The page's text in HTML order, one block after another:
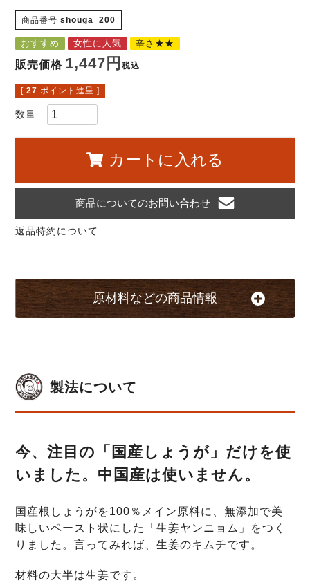
商品番号 shouga_200
おすすめ 女性に人気 辛さ★★
販売価格 1,447 税込
[ 27 ポイント進呈 ]
カートに入れる
商品についてのお問い合わせ
返品特約について
原材料などの商品情報
製法について
今、注目の「国産しょうが」だけを使
いました。中国産は使いません。
国産根しょうがを100％メイン原料に、無添加で美
味しいペースト状にした「生姜ヤンニョム」をつく
りました。言ってみれば、生姜のキムチです。
材料の大半は生姜です。